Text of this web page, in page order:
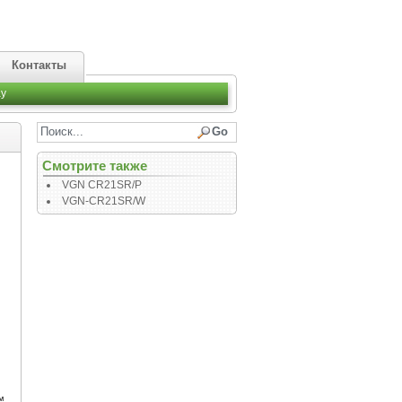
Контакты
Смотрите также
VGN CR21SR/P
VGN-CR21SR/W